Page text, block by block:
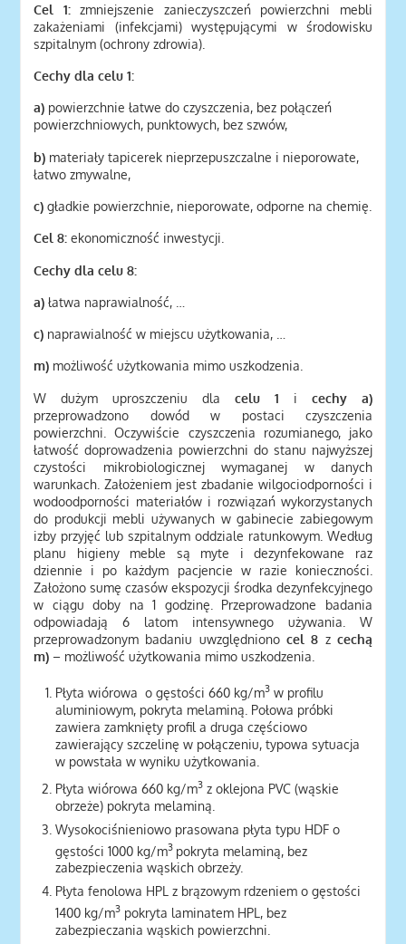
Cel 1:zmniejszenie zanieczyszczeń powierzchni mebli
zakażeniami (infekcjami) występującymi w środowisku
szpitalnym (ochrony zdrowia).
Cechy dla celu 1:
a) powierzchnie łatwe do czyszczenia, bez połączeń
powierzchniowych, punktowych, bez szwów,
b) materiały tapicerek nieprzepuszczalne i nieporowate,
łatwo zmywalne,
c) gładkie powierzchnie, nieporowate, odporne na chemię.
Cel 8: ekonomiczność inwestycji.
Cechy dla celu 8:
a) łatwa naprawialność, …
c) naprawialność w miejscu użytkowania, …
m) możliwość użytkowania mimo uszkodzenia.
W dużym uproszczeniu dla celu 1 i cechy a)
przeprowadzono dowód w postaci czyszczenia
powierzchni. Oczywiście czyszczenia rozumianego, jako
łatwość doprowadzenia powierzchni do stanu najwyższej
czystości mikrobiologicznej wymaganej w danych
warunkach. Założeniem jest zbadanie wilgociodporności i
wodoodporności materiałów i rozwiązań wykorzystanych
do produkcji mebli używanych w gabinecie zabiegowym
izby przyjęć lub szpitalnym oddziale ratunkowym. Według
planu higieny meble są myte i dezynfekowane raz
dziennie i po każdym pacjencie w razie konieczności.
Założono sumę czasów ekspozycji środka dezynfekcyjnego
w ciągu doby na 1 godzinę. Przeprowadzone badania
odpowiadają 6 latom intensywnego używania. W
przeprowadzonym badaniu uwzględniono cel 8 zcechą
m) – możliwość użytkowania mimo uszkodzenia.
Płyta wiórowa o gęstości 660 kg/m3 w profilu
aluminiowym, pokryta melaminą. Połowa próbki
zawiera zamknięty profil a druga częściowo
zawierający szczelinę w połączeniu, typowa sytuacja
w powstała w wyniku użytkowania.
Płyta wiórowa 660 kg/m3 z oklejona PVC (wąskie
obrzeże) pokryta melaminą.
Wysokociśnieniowo prasowana płyta typu HDF o
gęstości 1000 kg/m3 pokryta melaminą, bez
zabezpieczenia wąskich obrzeży.
Płyta fenolowa HPL z brązowym rdzeniem o gęstości
1400 kg/m3 pokryta laminatem HPL, bez
zabezpieczania wąskich powierzchni.